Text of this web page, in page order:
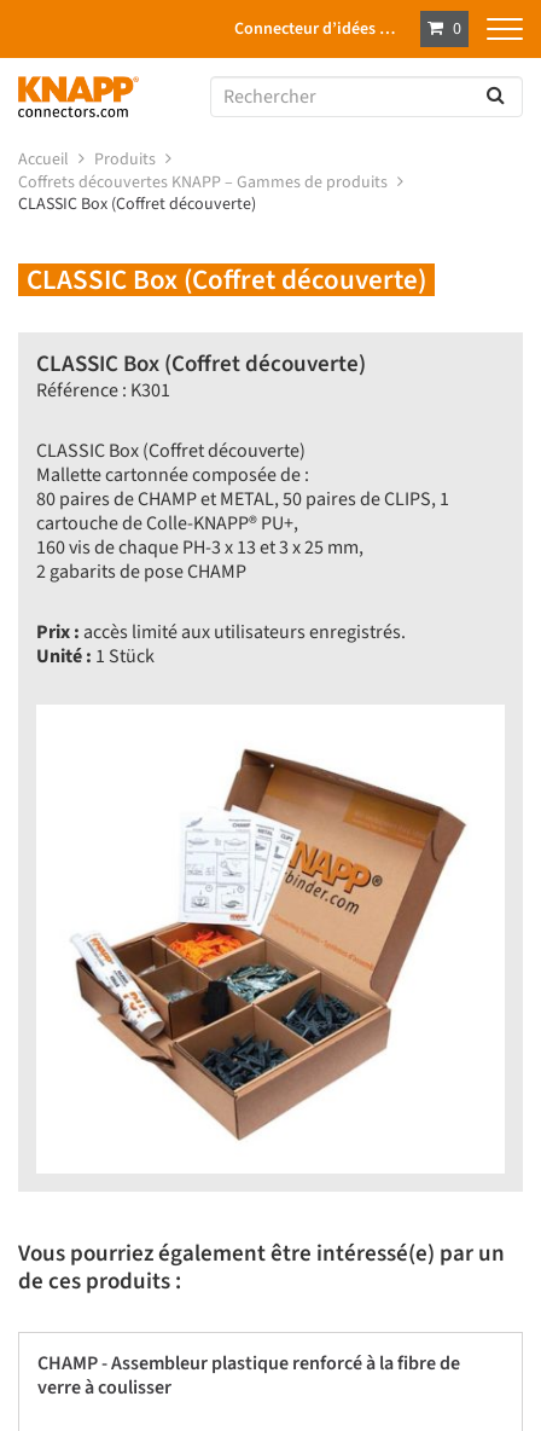
Connecteur d’idées … 0
Accueil
Produits
Coffrets découvertes KNAPP – Gammes de produits
CLASSIC Box (Coffret découverte)
CLASSIC Box (Coffret découverte)
CLASSIC Box (Coffret découverte)
Référence : K301
CLASSIC Box (Coffret découverte)
Mallette cartonnée composée de :
80 paires de CHAMP et METAL, 50 paires de CLIPS, 1
cartouche de Colle-KNAPP® PU+,
160 vis de chaque PH-3 x 13 et 3 x 25 mm,
2 gabarits de pose CHAMP
Prix : accès limité aux utilisateurs enregistrés.
Unité : 1 Stück
Vous pourriez également être intéressé(e) par un
de ces produits :
CHAMP - Assembleur plastique renforcé à la fibre de
verre à coulisser